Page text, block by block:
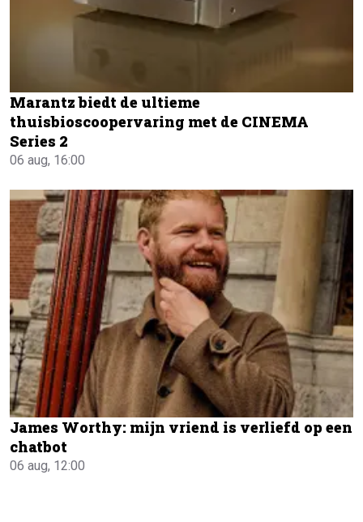
Marantz biedt de ultieme
thuisbioscoopervaring met de CINEMA
Series 2
06 aug, 16:00
James Worthy: mijn vriend is verliefd op een
chatbot
06 aug, 12:00